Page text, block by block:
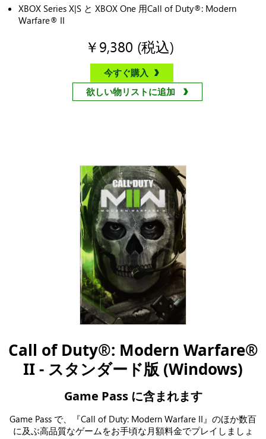
XBOX Series X|S と XBOX One 用Call of Duty®: Modern
Warfare® II
￥9,380 (税込)
今すぐ購入
Call of Duty®: Modern Warfare®
II - スタンダード版 (Windows)
Game Pass に含まれます
Game Pass で、『Call of Duty: Modern Warfare II』のほか数百